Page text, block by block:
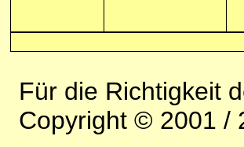
Für die Richtigkeit
Copyright © 2001 /